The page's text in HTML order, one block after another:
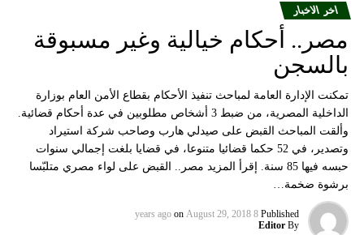
اخر الاخبار
مصر.. أحكام خيالية وغير مسبوقة
بالسجن
تمكنت الإدارة العامة لمباحث تنفيذ الأحكام بقطاع الأمن العام بوزارة
الداخلية المصرية، من ضبط 3 أشخاص مطلوبين في عدة أحكام قضائية.
وألقت المباحث القبض على صيدلي هارب وصاحب شركة استيراد
وتصدير، في 52 حكما قضائيا متنوعا، في قضايا بلغت إجمالي سنوات
حبسه فيها 85 سنة. إقرأ المزيد مصر.. القبض على لواء مصري متلبّسا
برشوة ضخمة…
Published
8 years ago
on August 29, 2018
By
Editor